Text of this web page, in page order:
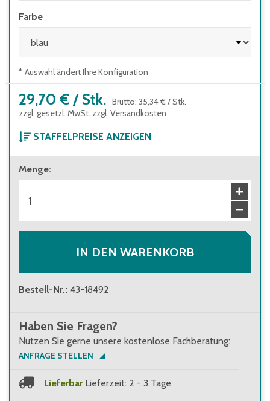
Farbe
* Auswahl ändert Ihre Konfiguration
29,70 € / Stk. Brutto: 35,34 € /Stk.
zzgl. gesetzl. MwSt. zzgl. Versandkosten
STAFFELPREISE ANZEIGEN
ab 1 Stück
29,70 €
ab 28 Stück
27,40 €
Menge:
IN DEN WARENKORB
Bestell-Nr.: 43-18492
Haben Sie Fragen?
Nutzen Sie gerne unsere kostenlose Fachberatung:
ANFRAGE STELLEN
Lieferbar Lieferzeit: 2 - 3 Tage